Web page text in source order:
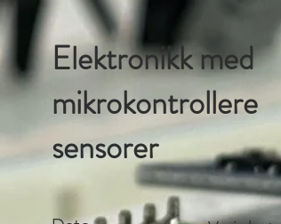
Elektronikk med
mikrokontrollere
sensorer